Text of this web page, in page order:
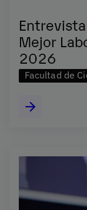
Mejor
2026
Facultad de